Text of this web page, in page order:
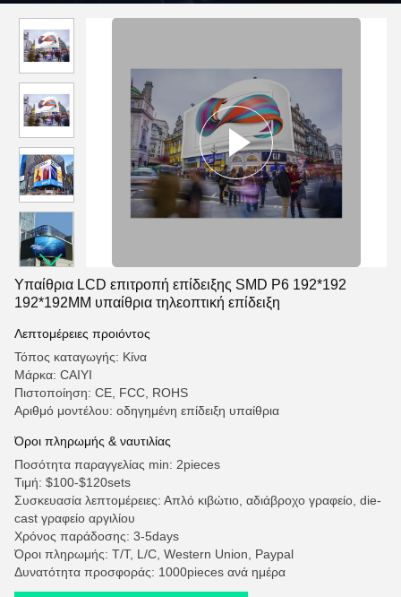
Υπαίθρια LCD επιτροπή επίδειξης SMD P6 192*192
192*192MM υπαίθρια τηλεοπτική επίδειξη
Λεπτομέρειες προιόντος
Τόπος καταγωγής: Κίνα
Μάρκα: CAIYI
Πιστοποίηση: CE, FCC, ROHS
Αριθμό μοντέλου: οδηγημένη επίδειξη υπαίθρια
Όροι πληρωμής & ναυτιλίας
Ποσότητα παραγγελίας min: 2pieces
Τιμή: $100-$120sets
Συσκευασία λεπτομέρειες: Απλό κιβώτιο, αδιάβροχο γραφείο, die-
cast γραφείο αργιλίου
Χρόνος παράδοσης: 3-5days
Όροι πληρωμής: T/T, L/C, Western Union, Paypal
Δυνατότητα προσφοράς: 1000pieces ανά ημέρα